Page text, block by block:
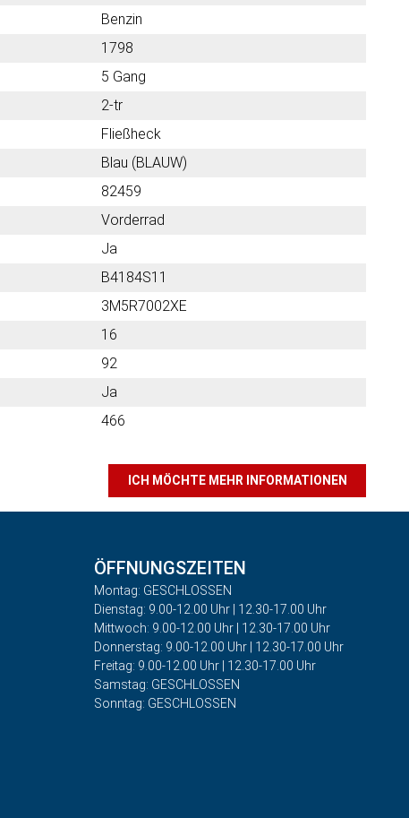
Benzin
1798
5 Gang
2-tr
Fließheck
Blau (BLAUW)
82459
Vorderrad
Ja
B4184S11
3M5R7002XE
16
92
Ja
466
ICH MÖCHTE MEHR INFORMATIONEN
ÖFFNUNGSZEITEN
Montag: GESCHLOSSEN
Dienstag: 9.00-12.00 Uhr | 12.30-17.00 Uhr
Mittwoch: 9.00-12.00 Uhr | 12.30-17.00 Uhr
Donnerstag: 9.00-12.00 Uhr | 12.30-17.00 Uhr
Freitag: 9.00-12.00 Uhr | 12.30-17.00 Uhr
Samstag: GESCHLOSSEN
Sonntag: GESCHLOSSEN